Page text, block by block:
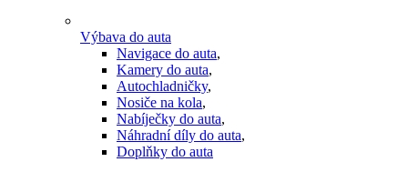
Výbava do auta
Navigace do auta,
Kamery do auta,
Autochladničky,
Nosiče na kola,
Nabíječky do auta,
Náhradní díly do auta,
Doplňky do auta